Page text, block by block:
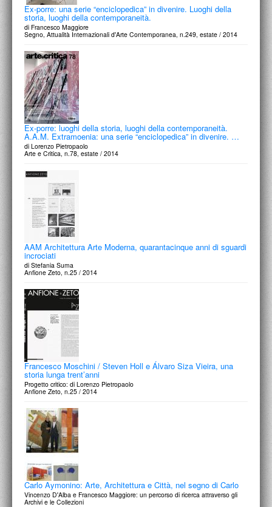
Ex-porre: una serie “enciclopedica” in divenire. Luoghi della
storia, luoghi della contemporaneità.
di Francesco Maggiore
Segno, Attualità Internazionali d'Arte Contemporanea, n.249, estate / 2014
Ex-porre: luoghi della storia, luoghi della contemporaneità.
A.A.M. Extramoenia: una serie “enciclopedica” in divenire. …
di Lorenzo Pietropaolo
Arte e Critica, n.78, estate / 2014
AAM Architettura Arte Moderna, quarantacinque anni di sguardi
incrociati
di Stefania Suma
Anfione Zeto, n.25 / 2014
Francesco Moschini / Steven Holl e Álvaro Siza Vieira, una
storia lunga trent’anni
Progetto critico: di Lorenzo Pietropaolo
Anfione Zeto, n.25 / 2014
Carlo Aymonino: Arte, Architettura e Città, nel segno di Carlo
Vincenzo D'Alba e Francesco Maggiore: un percorso di ricerca attraverso gli
Archivi e le Collezioni